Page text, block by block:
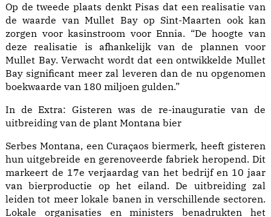
Op de tweede plaats denkt Pisas dat een realisatie van
de waarde van Mullet Bay op Sint-Maarten ook kan
zorgen voor kasinstroom voor Ennia. “De hoogte van
deze realisatie is afhankelijk van de plannen voor
Mullet Bay. Verwacht wordt dat een ontwikkelde Mullet
Bay significant meer zal leveren dan de nu opgenomen
boekwaarde van 180 miljoen gulden.”
In de Extra: Gisteren was de re-inauguratie van de
uitbreiding van de plant Montana bier
Serbes Montana, een Curaçaos biermerk, heeft gisteren
hun uitgebreide en gerenoveerde fabriek heropend. Dit
markeert de 17e verjaardag van het bedrijf en 10 jaar
van bierproductie op het eiland. De uitbreiding zal
leiden tot meer lokale banen in verschillende sectoren.
Lokale organisaties en ministers benadrukten het